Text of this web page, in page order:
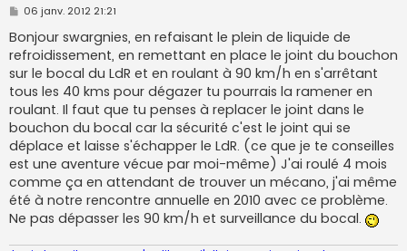
M
s
s
a
g
e
06 janv. 2012 21:21
Bonjour swargnies, en refaisant le plein de liquide de
refroidissement, en remettant en place le joint du bouchon
sur le bocal du LdR et en roulant à 90 km/h en s'arrêtant
tous les 40 kms pour dégazer tu pourrais la ramener en
roulant. Il faut que tu penses à replacer le joint dans le
bouchon du bocal car la sécurité c'est le joint qui se
déplace et laisse s'échapper le LdR. (ce que je te conseilles
est une aventure vécue par moi-même) J'ai roulé 4 mois
comme ça en attendant de trouver un mécano, j'ai même
été à notre rencontre annuelle en 2010 avec ce problème.
Ne pas dépasser les 90 km/h et surveillance du bocal.